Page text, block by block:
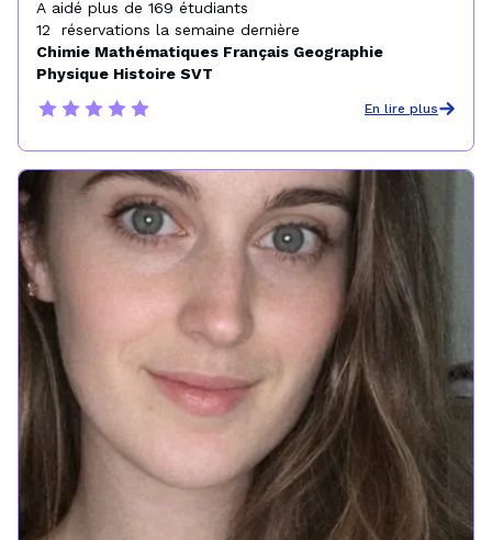
A aidé plus de 169 étudiants
12  réservations la semaine dernière
Chimie Mathématiques Français Geographie
Physique Histoire SVT
En lire plus